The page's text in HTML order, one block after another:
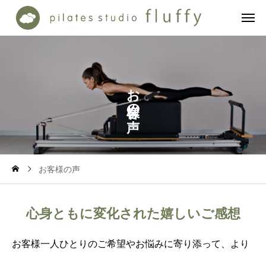
お
の
お客様の声
心身ともに変化された嬉しいご感想
お客様一人ひとりのご希望やお悩みに寄り添って、より